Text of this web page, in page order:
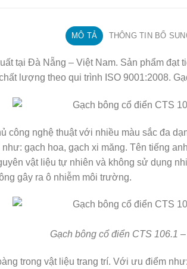
MÔ TẢ THÔNG TIN BỔ
tại Đà Nẵng – Việt Nam. Sản phẩm
lượng theo qui trình ISO 9001:2008.
công nghệ thuật với nhiều màu sắc đa
gạch hoa, gạch xi măng. Tên tiếng
vật liệu tự nhiên và không sử dụng
gây ra ô nhiễm môi trường.
Gạch bông cổ điển CTS 106.1
trong vật liệu trang trí. Với ưu điểm